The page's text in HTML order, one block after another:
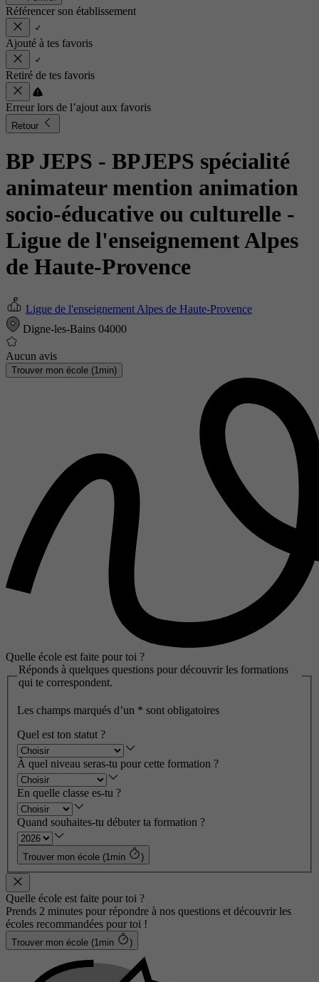
Référencer son établissement
Ajouté à tes favoris
Retiré de tes favoris
Erreur lors de l’ajout aux favoris
Retour
BP JEPS - BPJEPS spécialité
animateur mention animation
socio-éducative ou culturelle -
Ligue de l'enseignement Alpes
de Haute-Provence
Ligue de l'enseignement Alpes de Haute-Provence
Digne-les-Bains 04000
Aucun avis
Trouver mon école (1min)
Quelle école est faite pour toi ?
Réponds à quelques questions pour découvrir les formations
qui te correspondent.
Les champs marqués d’un * sont obligatoires
Quel est ton statut ?
À quel niveau seras-tu pour cette formation ?
En quelle classe es-tu ?
Quand souhaites-tu débuter ta formation ?
Trouver mon école (1min )
Quelle école est faite pour toi ?
Prends 2 minutes pour répondre à nos questions et découvrir les
écoles recommandées pour toi !
Trouver mon école (1min )